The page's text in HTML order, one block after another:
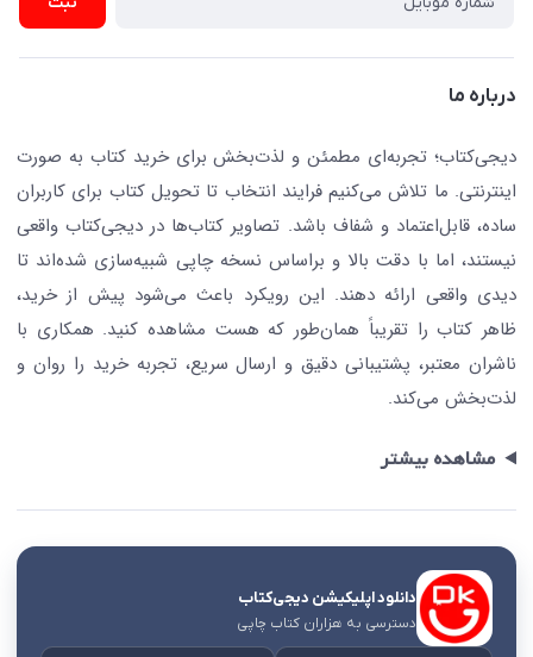
جستجو در سایت
کتابیاب
درباره ما
دیجی‌کتاب؛ تجربه‌ای مطمئن و لذت‌بخش برای خرید کتاب به صورت
اینترنتی. ما تلاش می‌کنیم فرایند انتخاب تا تحویل کتاب برای کاربران
ساده، قابل‌اعتماد و شفاف باشد. تصاویر کتاب‌ها در دیجی‌کتاب واقعی
نیستند، اما با دقت بالا و براساس نسخه چاپی شبیه‌سازی شده‌اند تا
دیدی واقعی ارائه دهند. این رویکرد باعث می‌شود پیش از خرید،
ظاهر کتاب را تقریباً همان‌طور که هست مشاهده کنید. همکاری با
ناشران معتبر، پشتیبانی دقیق و ارسال سریع، تجربه خرید را روان و
لذت‌بخش می‌کند.
مشاهده بیشتر
دانلود اپلیکیشن دیجی‌کتاب
دسترسی به هزاران کتاب چاپی